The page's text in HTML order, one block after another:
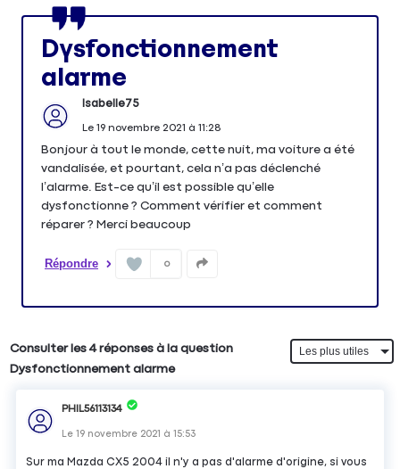
Dysfonctionnement
alarme
Isabelle75
Le 19 novembre 2021 à 11:28
Bonjour à tout le monde, cette nuit, ma voiture a été
vandalisée, et pourtant, cela n’a pas déclenché
l’alarme. Est-ce qu’il est possible qu’elle
dysfonctionne ? Comment vérifier et comment
réparer ? Merci beaucoup
Répondre 0
Consulter les 4 réponses à la question
Dysfonctionnement alarme
PHIL56113134
Le19 novembre 2021 à15:53
Sur ma Mazda CX5 2004 il n'y a pas d'alarme d'origine, si vous